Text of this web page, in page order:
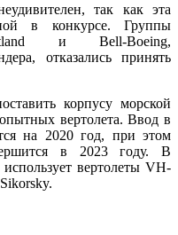
так как эта
в конкурсе. Группы
и Bell-Boeing,
отказались принять
корпусу морской
вертолета. Ввод в
на 2020 год, при этом
в 2023 году. В
вертолеты VH-